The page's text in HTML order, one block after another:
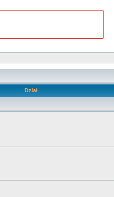
Dział